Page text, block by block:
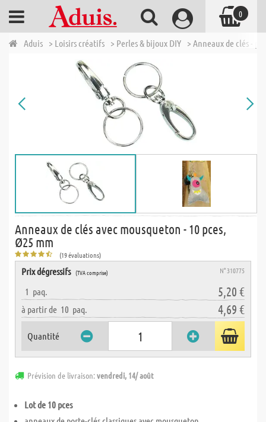
Aduis > Loisirs créatifs > Perles & bijoux DIY > Anneaux de clés -
Anneaux de clés avec mousqueton - 10 pces,
Ø25 mm
(19 évaluations)
Prix dégressifs (TVA comprise) N° 310775
1 paq. 5,20 €
à partir de 10 paq. 4,69 €
Quantité
Prévision de livraison:vendredi, 14/ août
Lot de 10 pces
0